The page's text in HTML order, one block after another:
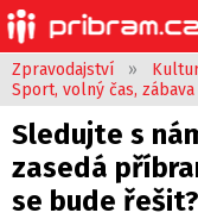
Zpravodajství »
Sport, volný čas, zábava
Sledujte s
zasedá
se bude řešit?